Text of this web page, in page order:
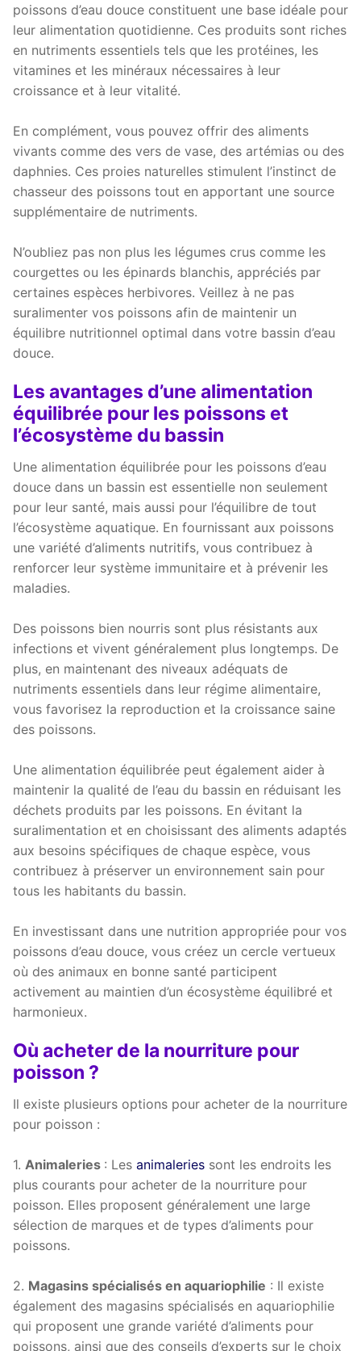
poissons d’eau douce constituent une base idéale pour
leur alimentation quotidienne. Ces produits sont riches
en nutriments essentiels tels que les protéines, les
vitamines et les minéraux nécessaires à leur
croissance et à leur vitalité.
En complément, vous pouvez offrir des aliments
vivants comme des vers de vase, des artémias ou des
daphnies. Ces proies naturelles stimulent l’instinct de
chasseur des poissons tout en apportant une source
supplémentaire de nutriments.
N’oubliez pas non plus les légumes crus comme les
courgettes ou les épinards blanchis, appréciés par
certaines espèces herbivores. Veillez à ne pas
suralimenter vos poissons afin de maintenir un
équilibre nutritionnel optimal dans votre bassin d’eau
douce.
Les avantages d’une alimentation
équilibrée pour les poissons et
l’écosystème du bassin
Une alimentation équilibrée pour les poissons d’eau
douce dans un bassin est essentielle non seulement
pour leur santé, mais aussi pour l’équilibre de tout
l’écosystème aquatique. En fournissant aux poissons
une variété d’aliments nutritifs, vous contribuez à
renforcer leur système immunitaire et à prévenir les
maladies.
Des poissons bien nourris sont plus résistants aux
infections et vivent généralement plus longtemps. De
plus, en maintenant des niveaux adéquats de
nutriments essentiels dans leur régime alimentaire,
vous favorisez la reproduction et la croissance saine
des poissons.
Une alimentation équilibrée peut également aider à
maintenir la qualité de l’eau du bassin en réduisant les
déchets produits par les poissons. En évitant la
suralimentation et en choisissant des aliments adaptés
aux besoins spécifiques de chaque espèce, vous
contribuez à préserver un environnement sain pour
tous les habitants du bassin.
En investissant dans une nutrition appropriée pour vos
poissons d’eau douce, vous créez un cercle vertueux
où des animaux en bonne santé participent
activement au maintien d’un écosystème équilibré et
harmonieux.
Où acheter de la nourriture pour
poisson ?
Il existe plusieurs options pour acheter de la nourriture
pour poisson :
1. Animaleries : Les animaleries sont les endroits les
plus courants pour acheter de la nourriture pour
poisson. Elles proposent généralement une large
sélection de marques et de types d’aliments pour
poissons.
2. Magasins spécialisés en aquariophilie : Il existe
également des magasins spécialisés en aquariophilie
qui proposent une grande variété d’aliments pour
poissons, ainsi que des conseils d’experts sur le choix